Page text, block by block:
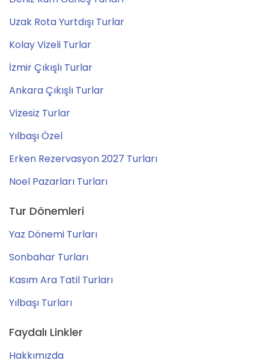
Uzak Rota Yurtdışı Turlar
Kolay Vizeli Turlar
İzmir Çıkışlı Turlar
Ankara Çıkışlı Turlar
Vizesiz Turlar
Yılbaşı Özel
Erken Rezervasyon 2027 Turları
Noel Pazarları Turları
Tur Dönemleri
Yaz Dönemi Turları
Sonbahar Turları
Kasım Ara Tatil Turları
Yılbaşı Turları
Faydalı Linkler
Hakkımızda